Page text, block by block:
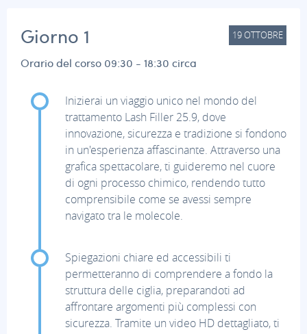
19OTTOBRE
Giorno 1
Orario del corso 09:30 - 18:30 circa
Inizierai un viaggio unico nel mondo del
trattamento Lash Filler 25.9, dove
innovazione, sicurezza e tradizione si fondono
in un'esperienza affascinante. Attraverso una
grafica spettacolare, ti guideremo nel cuore
di ogni processo chimico, rendendo tutto
comprensibile come se avessi sempre
navigato tra le molecole.
Spiegazioni chiare ed accessibili ti
permetteranno di comprendere a fondo la
struttura delle ciglia, preparandoti ad
affrontare argomenti più complessi con
sicurezza. Tramite un video HD dettagliato, ti